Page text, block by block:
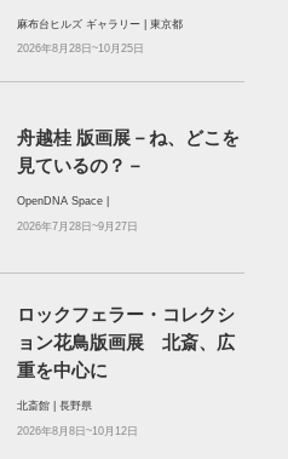
TOKYO
麻布台ヒルズ ギャラリー | 東京都
2026年8月28日~10月25日
舟越桂 版画展－ね、どこを
見ているの？－
OpenDNA Space |
2026年7月28日~9月27日
ロックフェラー・コレクシ
ョン花⿃版画展 北斎、広
重を中⼼に
北斎館 | 長野県
2026年8月8日~10月12日